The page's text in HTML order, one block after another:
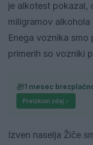
je alkotest pokazal,
miligramov
Enega voznika
primerih so vozniki
🎁1 mesec
Preizkusi zdaj
Izven naselja Žiče